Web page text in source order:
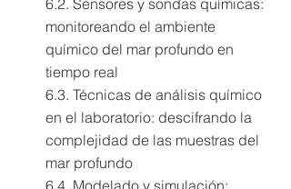
6.2. Sensores y sondas químicas:
monitoreando el ambiente
químico del mar profundo en
tiempo real
6.3. Técnicas de análisis químico
en el laboratorio: descifrando la
complejidad de las muestras del
mar profundo
6.4. Modelado y simulación: